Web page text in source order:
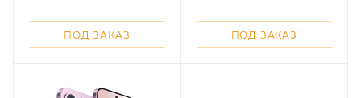
ПОД ЗАКАЗ ПОД ЗАКАЗ